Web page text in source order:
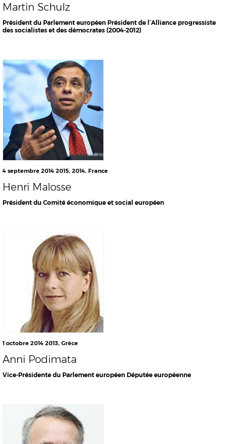
Martin Schulz
Président du Parlement européen Président de l’Alliance progressiste
des socialistes et des démocrates (2004-2012)
4 septembre 2014 2015, 2014, France
Henri Malosse
Président du Comité économique et social européen
1 octobre 2014 2013, Grèce
Anni Podimata
Vice-Présidente du Parlement européen Députée européenne